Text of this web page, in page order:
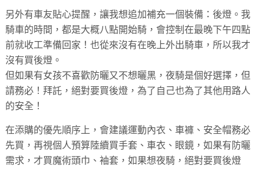
另外有車友貼心提醒，讓我想追加補充一個裝備：後燈。我
騎車的時間，都是大概八點開始騎，會控制在最晚下午四點
前就收工準備回家！也從來沒有在晚上外出騎車，所以我才
沒有買後燈。
但如果有女孩不喜歡防曬又不想曬黑，夜騎是個好選擇，但
請務必！拜託，絕對要買後燈，為了自己也為了其他用路人
的安全！
在添購的優先順序上，會建議運動內衣、車褲、安全帽務必
先買，再視個人預算陸續買手套、車衣、眼鏡，如果有防曬
需求，才買魔術頭巾、袖套，如果想夜騎，絕對要買後燈